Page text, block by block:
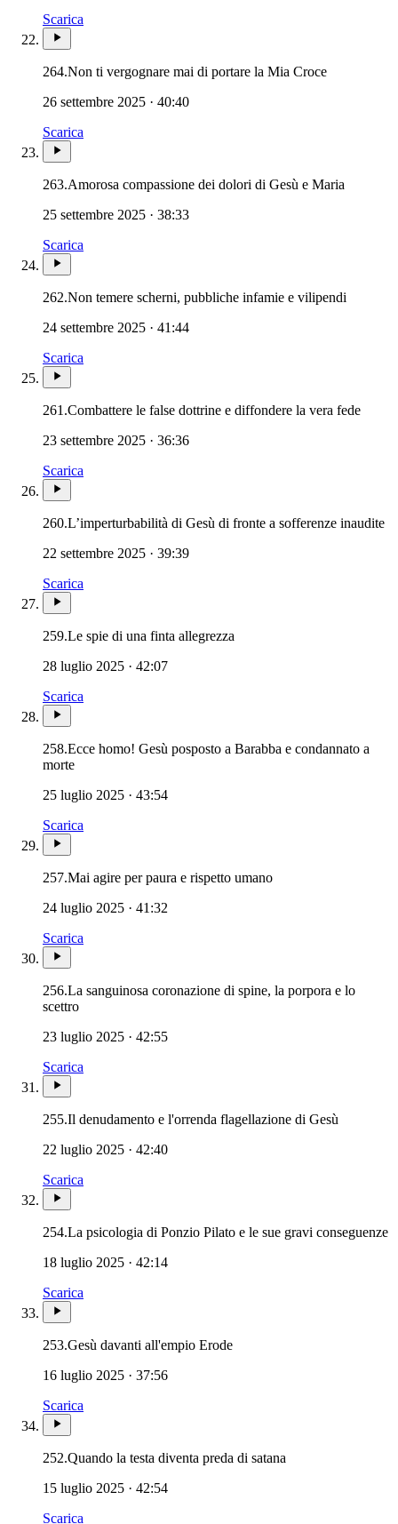
Scarica
264.Non ti vergognare mai di portare la Mia Croce
26 settembre 2025 · 40:40
Scarica
263.Amorosa compassione dei dolori di Gesù e Maria
25 settembre 2025 · 38:33
Scarica
262.Non temere scherni, pubbliche infamie e vilipendi
24 settembre 2025 · 41:44
Scarica
261.Combattere le false dottrine e diffondere la vera fede
23 settembre 2025 · 36:36
Scarica
260.L’imperturbabilità di Gesù di fronte a sofferenze inaudite
22 settembre 2025 · 39:39
Scarica
259.Le spie di una finta allegrezza
28 luglio 2025 · 42:07
Scarica
258.Ecce homo! Gesù posposto a Barabba e condannato a
morteNovissimi · Giudizio · Inferno · Paradiso · Purgatorio
25 luglio 2025 · 43:54
Scarica
257.Mai agire per paura e rispetto umano
24 luglio 2025 · 41:32
Scarica
256.La sanguinosa coronazione di spine, la porpora e lo
scettro
23 luglio 2025 · 42:55
Scarica
255.Il denudamento e l'orrenda flagellazione di Gesù
22 luglio 2025 · 42:40
Scarica
254.La psicologia di Ponzio Pilato e le sue gravi conseguenze
18 luglio 2025 · 42:14
Scarica
253.Gesù davanti all'empio Erode
16 luglio 2025 · 37:56
Scarica
252.Quando la testa diventa preda di satana
15 luglio 2025 · 42:54
Scarica